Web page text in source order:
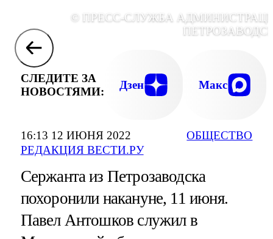
16:13 12 ИЮНЯ 2022
РЕДАКЦИЯ ВЕСТИ.РУ
ОБЩЕСТВО
© ПРЕСС-СЛУЖБА
СЛЕДИТЕ ЗА
НОВОСТЯМИ:
Дзен Макс
Сержанта из Петрозаводска
похоронили накануне, 11 июня.
Павел Антошков служил в